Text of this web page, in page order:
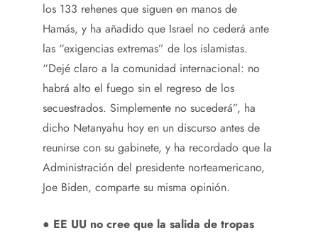
los 133 rehenes que siguen en manos de
Hamás, y ha añadido que Israel no cederá ante
las “exigencias extremas” de los islamistas.
“Dejé claro a la comunidad internacional: no
habrá alto el fuego sin el regreso de los
secuestrados. Simplemente no sucederá”, ha
dicho Netanyahu hoy en un discurso antes de
reunirse con su gabinete, y ha recordado que la
Administración del presidente norteamericano,
Joe Biden, comparte su misma opinión.
● EE UU no cree que la salida de tropas